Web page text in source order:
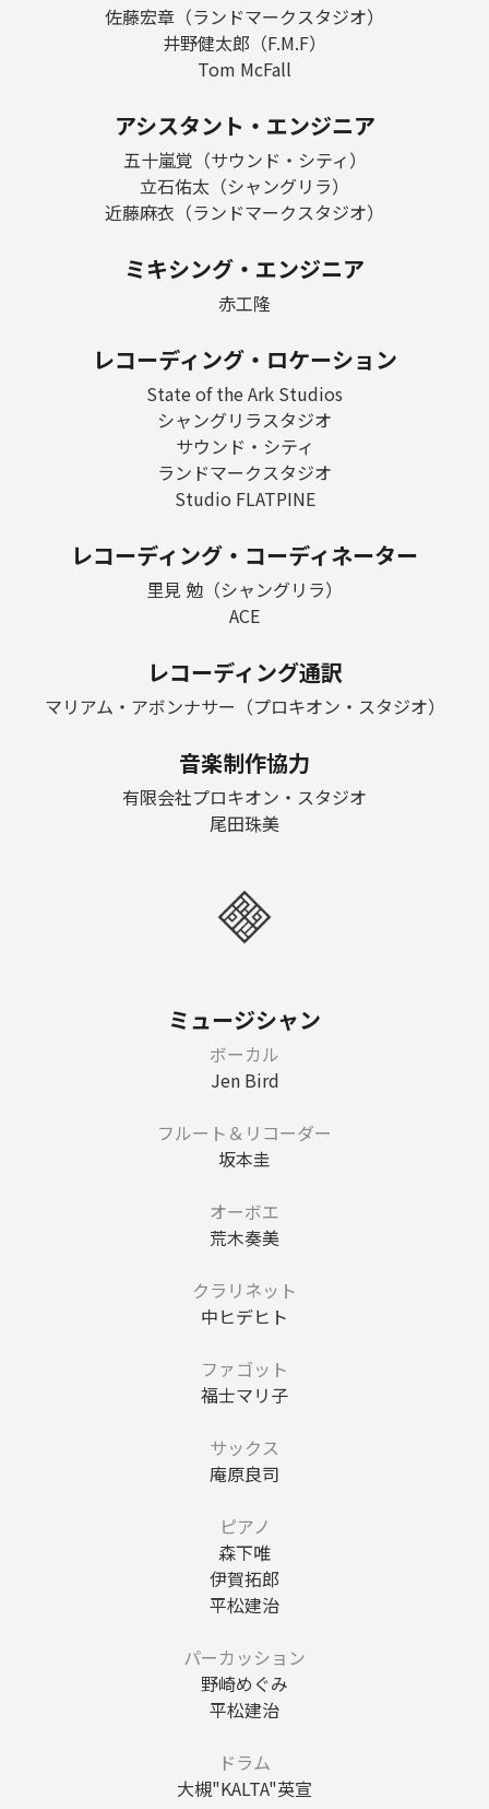
佐藤宏章（ランドマークスタジオ）
井野健太郎（F.M.F）
Tom McFall
アシスタント・エンジニア
五十嵐覚（サウンド・シティ）
立石佑太（シャングリラ）
近藤麻衣（ランドマークスタジオ）
ミキシング・エンジニア
赤工隆
レコーディング・ロケーション
State of the Ark Studios
シャングリラスタジオ
サウンド・シティ
ランドマークスタジオ
Studio FLATPINE
レコーディング・コーディネーター
里見 勉（シャングリラ）
ACE
レコーディング通訳
マリアム・アボンナサー（プロキオン・スタジオ）
音楽制作協力
有限会社プロキオン・スタジオ
尾田珠美
ミュージシャン
ボーカル
Jen Bird
フルート＆リコーダー
坂本圭
オーボエ
荒木奏美
クラリネット
中ヒデヒト
ファゴット
福士マリ子
サックス
庵原良司
ピアノ
森下唯
伊賀拓郎
平松建治
パーカッション
野崎めぐみ
平松建治
ドラム
大槻"KALTA"英宣